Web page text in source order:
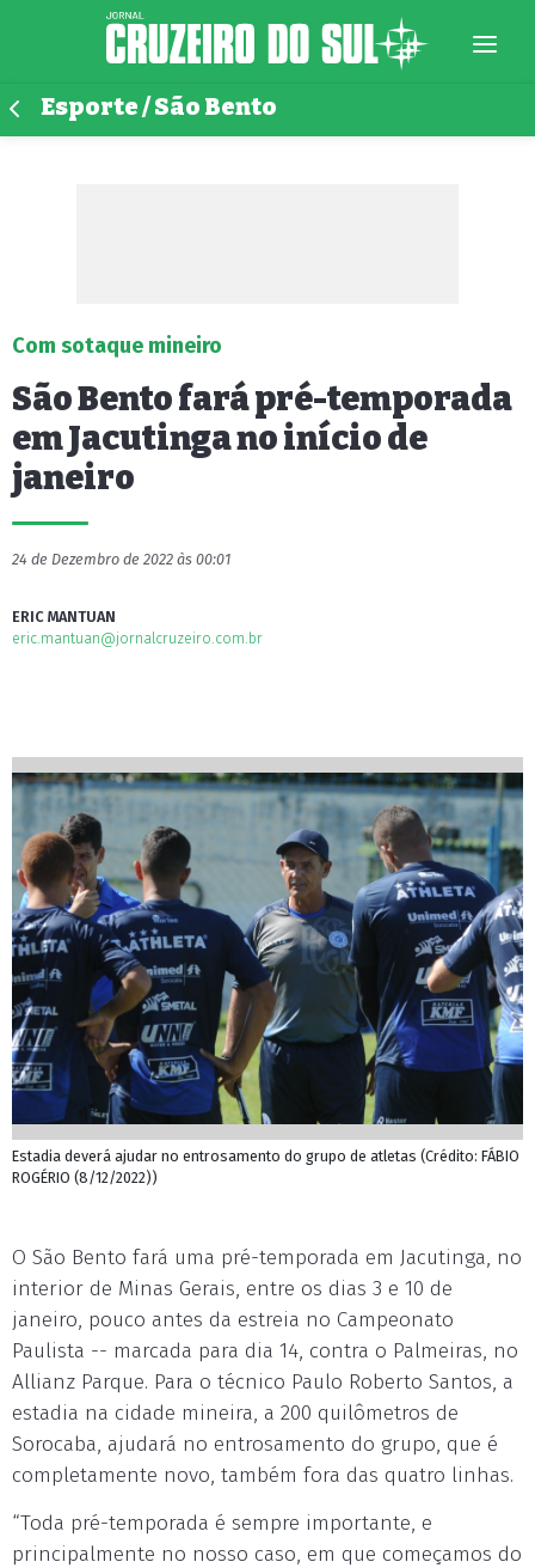
Esporte / São Bento
Com sotaque mineiro
São Bento fará pré-temporada
em Jacutinga no início de
janeiro
24 de Dezembro de 2022 às 00:01
ERIC MANTUAN
eric.mantuan@jornalcruzeiro.com.br
Estadia deverá ajudar no entrosamento do grupo de atletas (Crédito: FÁBIO
ROGÉRIO (8/12/2022))
O São Bento fará uma pré-temporada em Jacutinga, no
interior de Minas Gerais, entre os dias 3 e 10 de
janeiro, pouco antes da estreia no Campeonato
Paulista -- marcada para dia 14, contra o Palmeiras, no
Allianz Parque. Para o técnico Paulo Roberto Santos, a
estadia na cidade mineira, a 200 quilômetros de
Sorocaba, ajudará no entrosamento do grupo, que é
completamente novo, também fora das quatro linhas.
“Toda pré-temporada é sempre importante, e
principalmente no nosso caso, em que começamos do